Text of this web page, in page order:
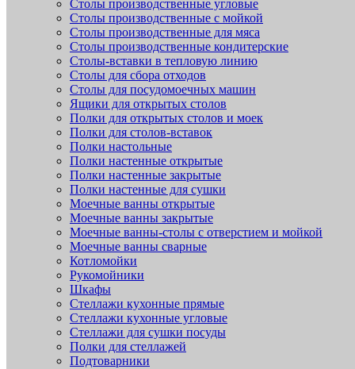
Столы производственные угловые
Столы производственные с мойкой
Столы производственные для мяса
Столы производственные кондитерские
Столы-вставки в тепловую линию
Столы для сбора отходов
Столы для посудомоечных машин
Ящики для открытых столов
Полки для открытых столов и моек
Полки для столов-вставок
Полки настольные
Полки настенные открытые
Полки настенные закрытые
Полки настенные для сушки
Моечные ванны открытые
Моечные ванны закрытые
Моечные ванны-столы с отверстием и мойкой
Моечные ванны сварные
Котломойки
Рукомойники
Шкафы
Стеллажи кухонные прямые
Стеллажи кухонные угловые
Стеллажи для сушки посуды
Полки для стеллажей
Подтоварники